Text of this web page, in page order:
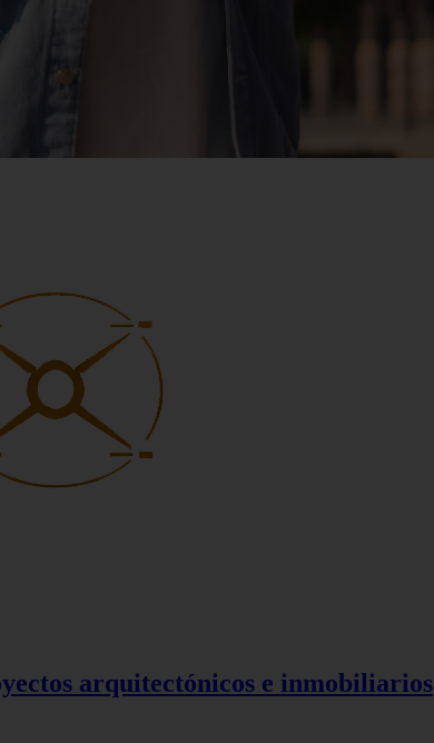
arquitectónicos e inmobiliarios